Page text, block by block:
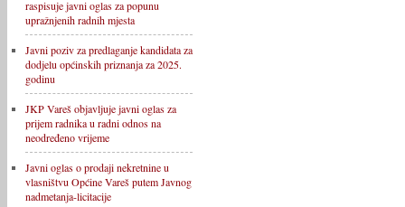
raspisuje javni oglas za popunu
upražnjenih radnih mjesta
Javni poziv za predlaganje kandidata za
dodjelu općinskih priznanja za 2025.
godinu
JKP Vareš objavljuje javni oglas za
prijem radnika u radni odnos na
neodređeno vrijeme
Javni oglas o prodaji nekretnine u
vlasništvu Općine Vareš putem Javnog
nadmetanja-licitacije